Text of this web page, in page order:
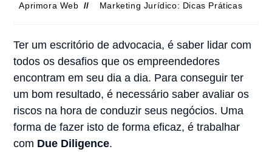
Aprimora Web Marketing Jurídico: Dicas Práticas
Ter um escritório de advocacia, é saber lidar com
todos os desafios que os empreendedores
encontram em seu dia a dia. Para conseguir ter
um bom resultado, é necessário saber avaliar os
riscos na hora de conduzir seus negócios. Uma
forma de fazer isto de forma eficaz, é trabalhar
com Due Diligence.